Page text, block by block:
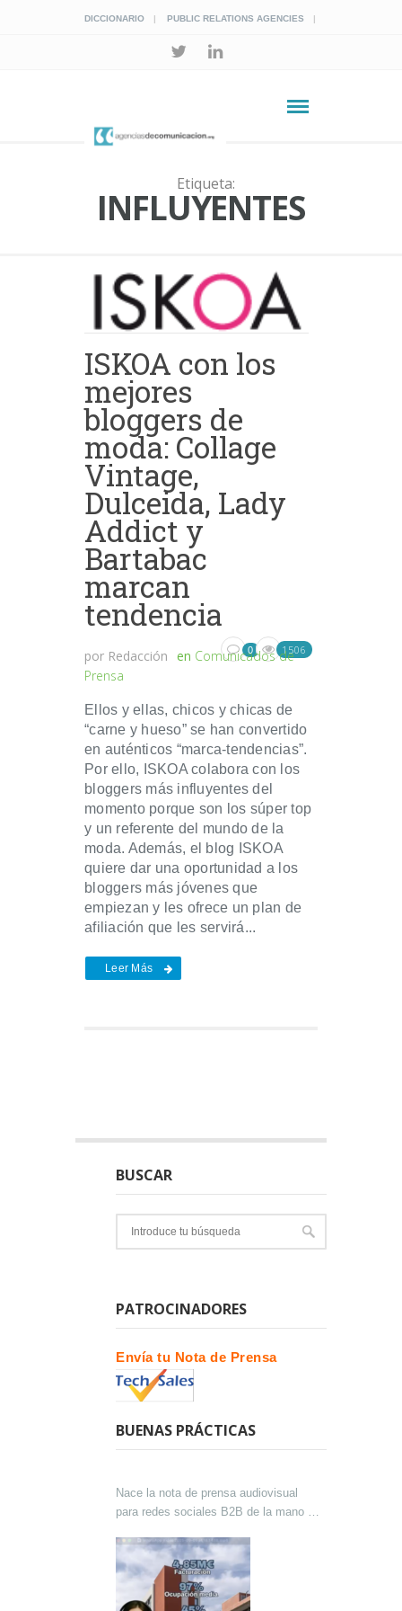
DICCIONARIO PUBLIC RELATIONS AGENCIES
Etiqueta:
INFLUYENTES
ISKOA con los
mejores
bloggers de
moda: Collage
Vintage,
Dulceida, Lady
Addict y
Bartabac
marcan
tendencia
por Redacción en Comunicados de
Prensa
0 1506
Ellos y ellas, chicos y chicas de
“carne y hueso” se han convertido
en auténticos “marca-tendencias”.
Por ello, ISKOA colabora con los
bloggers más influyentes del
momento porque son los súper top
y un referente del mundo de la
moda. Además, el blog ISKOA
quiere dar una oportunidad a los
bloggers más jóvenes que
empiezan y les ofrece un plan de
afiliación que les servirá...
Leer Más
BUSCAR
PATROCINADORES
Envía tu Nota de Prensa
BUENAS PRÁCTICAS
Nace la nota de prensa audiovisual
para redes sociales B2B de la mano de